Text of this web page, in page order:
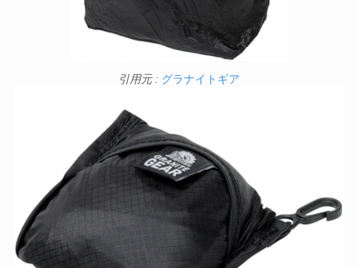
引用元 : グラナイトギア